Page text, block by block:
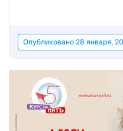
Опубликовано 28 января,